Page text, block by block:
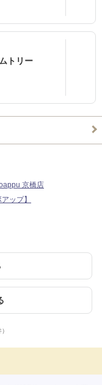
トリー
京橋店
ップ】